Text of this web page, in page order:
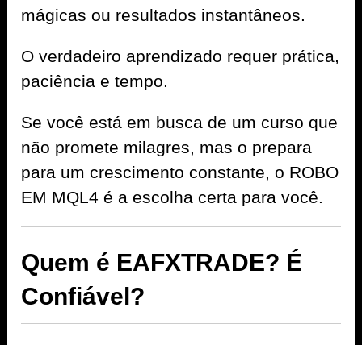
mágicas ou resultados instantâneos.
O verdadeiro aprendizado requer prática,
paciência e tempo.
Se você está em busca de um curso que
não promete milagres, mas o prepara
para um crescimento constante, o ROBO
EM MQL4 é a escolha certa para você.
Quem é EAFXTRADE? É
Confiável?